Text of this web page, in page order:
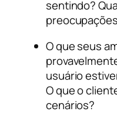
sentindo?
O que seus
usuário
O que o
cenários?